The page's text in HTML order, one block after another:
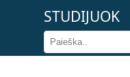
STUDIJUOK